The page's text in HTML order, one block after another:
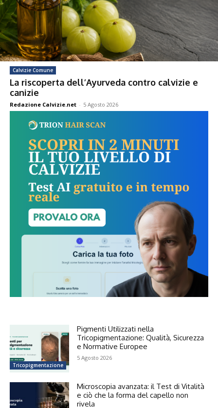
Calvizie Comune
La riscoperta dell’Ayurveda contro calvizie e
canizie
Redazione Calvizie.net - 5 Agosto 2026
Tricopigmentazione
Pigmenti Utilizzati nella
Tricopigmentazione: Qualità, Sicurezza
e Normative Europee
5 Agosto 2026
Microscopia avanzata: il Test di Vitalità
e ciò che la forma del capello non
rivela